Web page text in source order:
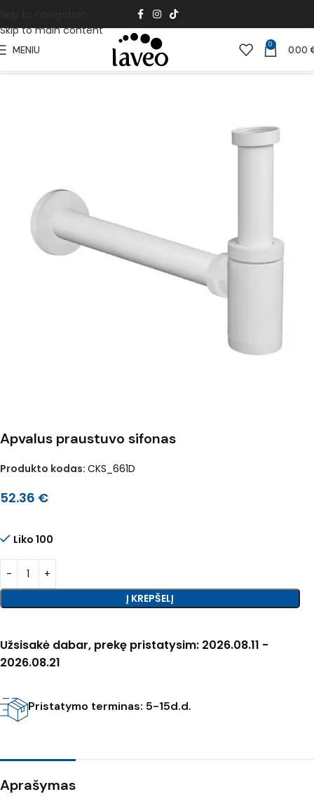
Skip to main content
MENIU 0 0.00
Pradžia Vonios Kambariui Vonios aksesuarai
Apvalus praustuvo sifonas
Produkto kodas: CKS_661D
52.36 €
Liko 100
Į KREPŠELĮ
Užsisakė dabar, prekę pristatysim: 2026.08.11 -
2026.08.21
Pristatymo terminas: 5-15d.d.
Aprašymas